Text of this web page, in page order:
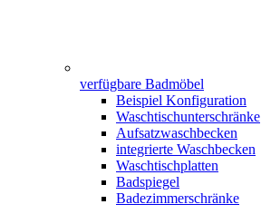
verfügbare Badmöbel
Beispiel Konfiguration
Waschtischunterschränke
Aufsatzwaschbecken
integrierte Waschbecken
Waschtischplatten
Badspiegel
Badezimmerschränke